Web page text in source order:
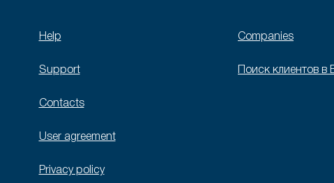
Help
Support
Contacts
User agreement
Privacy policy
Companies
Поиск клиентов в